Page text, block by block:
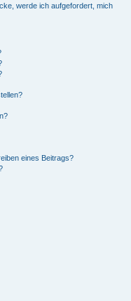
werde ich aufgefordert, mich
eines Beitrags?